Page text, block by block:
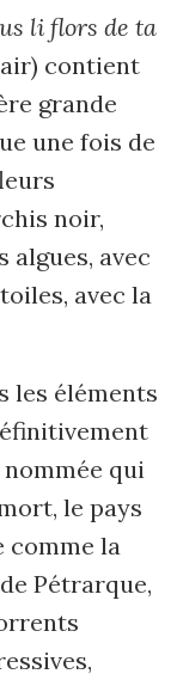
li flors de ta
contient
grande
une fois de
noir,
algues, avec
avec la
les éléments
qui
le pays
comme la
Pétrarque,